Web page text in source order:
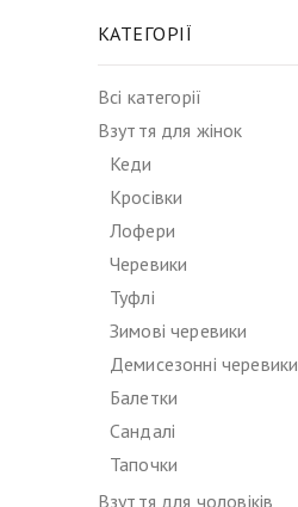
КАТЕГОРІЇ
Всі категорії
Взуття для жінок
Кеди
Кросівки
Лофери
Черевики
Туфлі
Зимові черевики
Демисезонні черевики
Балетки
Сандалі
Тапочки
Взуття для чоловіків